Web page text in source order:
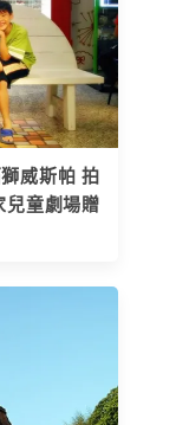
威斯帕 拍
兒童劇場贈